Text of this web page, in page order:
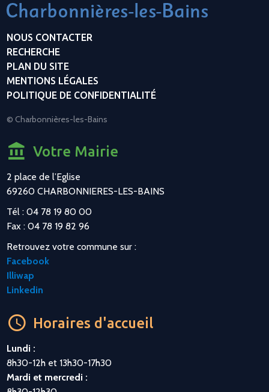
NOUS CONTACTER
RECHERCHE
PLAN DU SITE
MENTIONS LÉGALES
POLITIQUE DE CONFIDENTIALITÉ
© Charbonnières-les-Bains
Votre Mairie
2 place de l’Eglise
69260 CHARBONNIERES-LES-BAINS
Tél : 04 78 19 80 00
Fax : 04 78 19 82 96
Retrouvez votre commune sur :
Facebook
Illiwap
Linkedin
Horaires d'accueil
Lundi :
8h30-12h et 13h30-17h30
Mardi et mercredi :